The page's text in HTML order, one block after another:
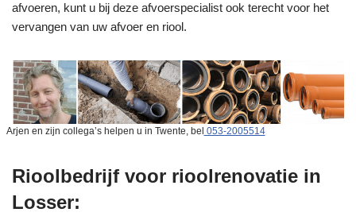
afvoeren, kunt u bij deze afvoerspecialist ook terecht voor het
vervangen van uw afvoer en riool.
Arjen en zijn collega’s helpen u in Twente, bel 053-2005514
Rioolbedrijf voor rioolrenovatie in
Losser: